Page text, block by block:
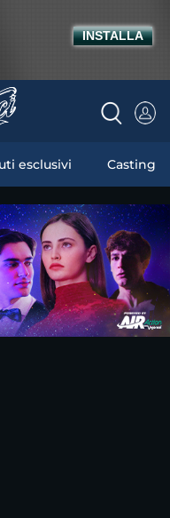
esclusivi Casting
INSTALLA